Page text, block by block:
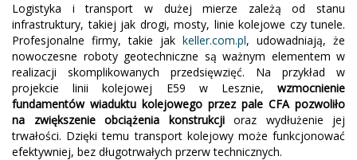
Logistyka i transport w dużej mierze zależą od stanu
infrastruktury, takiej jak drogi, mosty, linie kolejowe czy tunele.
Profesjonalne firmy, takie jak keller.com.pl, udowadniają, że
nowoczesne roboty geotechniczne są ważnym elementem w
realizacji skomplikowanych przedsięwzięć. Na przykład w
projekcie linii kolejowej E59 w Lesznie, wzmocnienie
fundamentów wiaduktu kolejowego przez pale CFA pozwoliło
na zwiększenie obciążenia konstrukcjioraz wydłużenie jej
trwałości. Dzięki temu transport kolejowy może funkcjonować
efektywniej, bez długotrwałych przerw technicznych.